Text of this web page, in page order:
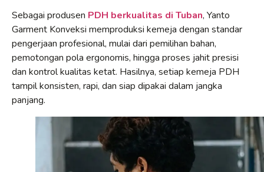
Sebagai produsen PDH berkualitas di Tuban, Yanto
Garment Konveksi memproduksi kemeja dengan standar
pengerjaan profesional, mulai dari pemilihan bahan,
pemotongan pola ergonomis, hingga proses jahit presisi
dan kontrol kualitas ketat. Hasilnya, setiap kemeja PDH
tampil konsisten, rapi, dan siap dipakai dalam jangka
panjang.